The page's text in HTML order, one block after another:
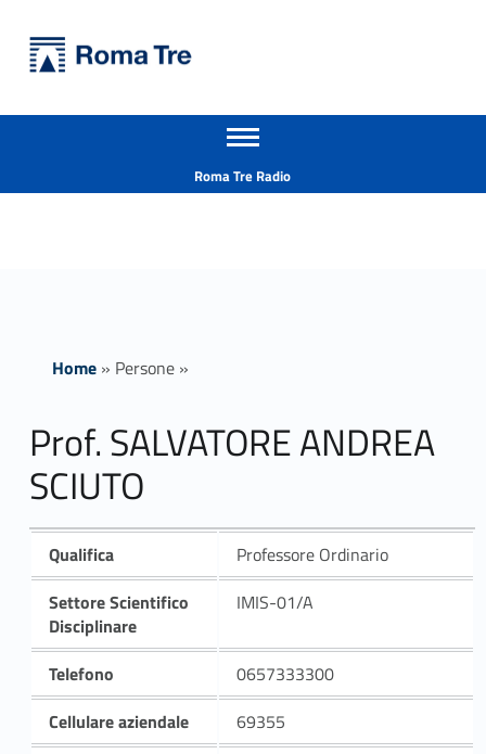
Prof. SALVATORE ANDREA SCIUTO - Università Roma Tre
Apri il menu secondario
Roma Tre Radio
Home» Persone»
Prof. SALVATORE ANDREA
SCIUTO
Qualifica
Professore Ordinario
Settore Scientifico
Disciplinare
IMIS-01/A
Telefono
0657333300
Cellulare aziendale
69355